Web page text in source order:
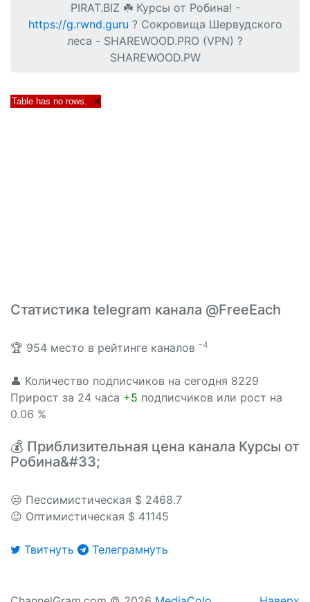
PIRAT.BIZ ☘️ Курсы от Робина! -
https://g.rwnd.guru ? Сокровища Шервудского
леса - SHAREWOOD.PRO (VPN) ?
SHAREWOOD.PW
Table has no rows. ×
Статистика telegram канала @FreeEach
🏆 954 место в рейтинге каналов -4
👤 Количество подписчиков на сегодня 8229
Прирост за 24 часа +5 подписчиков или рост на
0.06 %
💰 Приблизительная цена канала Курсы от
Робина&#33;
😒 Пессимистическая $ 2468.7
😉 Оптимистическая $ 41145
Твитнуть Телеграмнуть